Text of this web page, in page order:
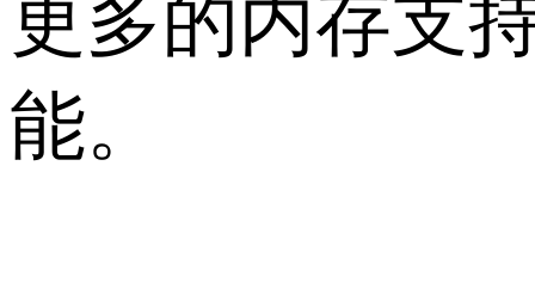
更多的内存支
能。